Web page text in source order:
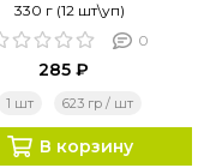
330 г (12 шт\уп)
0
285 ₽
1 шт 623 гр / шт
В корзину